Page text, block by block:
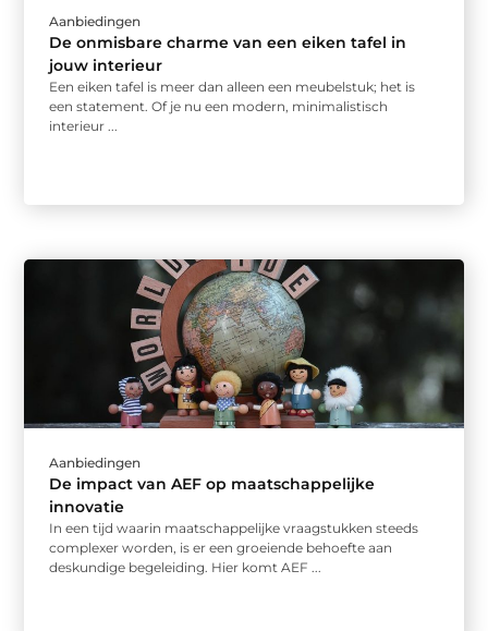
Aanbiedingen
De onmisbare charme van een eiken tafel in
jouw interieur
Een eiken tafel is meer dan alleen een meubelstuk; het is
een statement. Of je nu een modern, minimalistisch
interieur ...
Aanbiedingen
De impact van AEF op maatschappelijke
innovatie
In een tijd waarin maatschappelijke vraagstukken steeds
complexer worden, is er een groeiende behoefte aan
deskundige begeleiding. Hier komt AEF ...